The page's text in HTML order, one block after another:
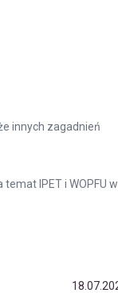
innych zagadnień
IPET i WOPFU w